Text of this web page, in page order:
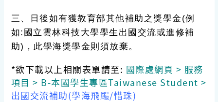
三、日後如有獲教育部其他補助之獎學金(例
如:國立雲林科技大學學生出國交流或進修補
助)，此學海獎學金則須放棄。
*欲下載以上相關表單請至: 國際處網頁 > 服務
項目 > B-本國學生專區Taiwanese Student >
出國交流補助(學海飛颺/惜珠)